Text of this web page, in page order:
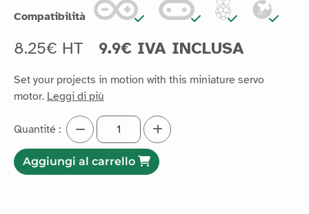
Compatibilità
8.25€ HT 9.9€ IVA INCLUSA
Set your projects in motion with this miniature servo
motor. Leggi di più
Quantité :
Aggiungi al carrello